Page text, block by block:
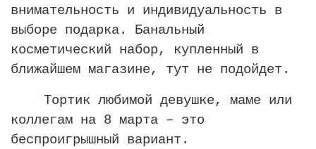
внимательность и индивидуальность в
выборе подарка. Банальный
косметический набор, купленный в
ближайшем магазине, тут не подойдет.
Тортик любимой девушке, маме или
коллегам на 8 марта – это
беспроигрышный вариант.